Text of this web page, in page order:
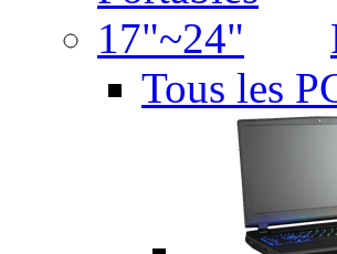
Tous les